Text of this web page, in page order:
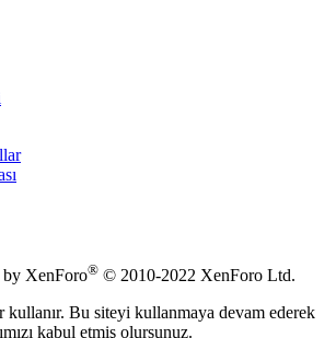
XenForo® © 2010-2022 XenForo Ltd.
kullanır. Bu siteyi kullanmaya devam ederek
kabul etmiş olursunuz.